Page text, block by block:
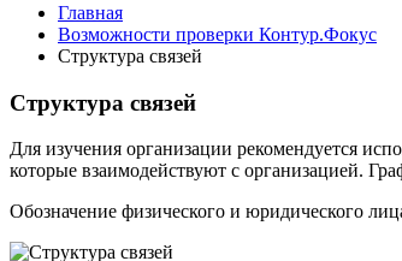
Главная
Возможности проверки Контур.Фокус
Структура связей
Структура связей
Для изучения организации рекомендуется
которые взаимодействуют с организацией.
Обозначение физического и юридического